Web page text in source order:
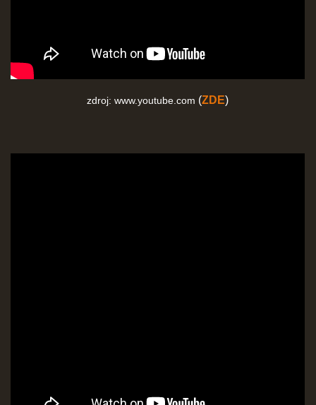
zdroj: www.youtube.com (ZDE)